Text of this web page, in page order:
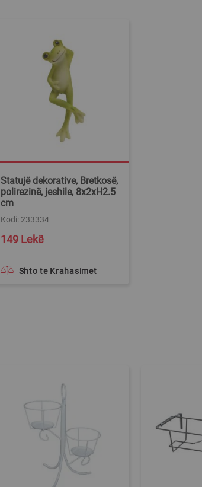
Statujë dekorative, Bretkosë,
polirezinë, jeshile, 8x2xH2.5
cm
149 Lekë
Kodi: 233334
Shto te Krahasimet